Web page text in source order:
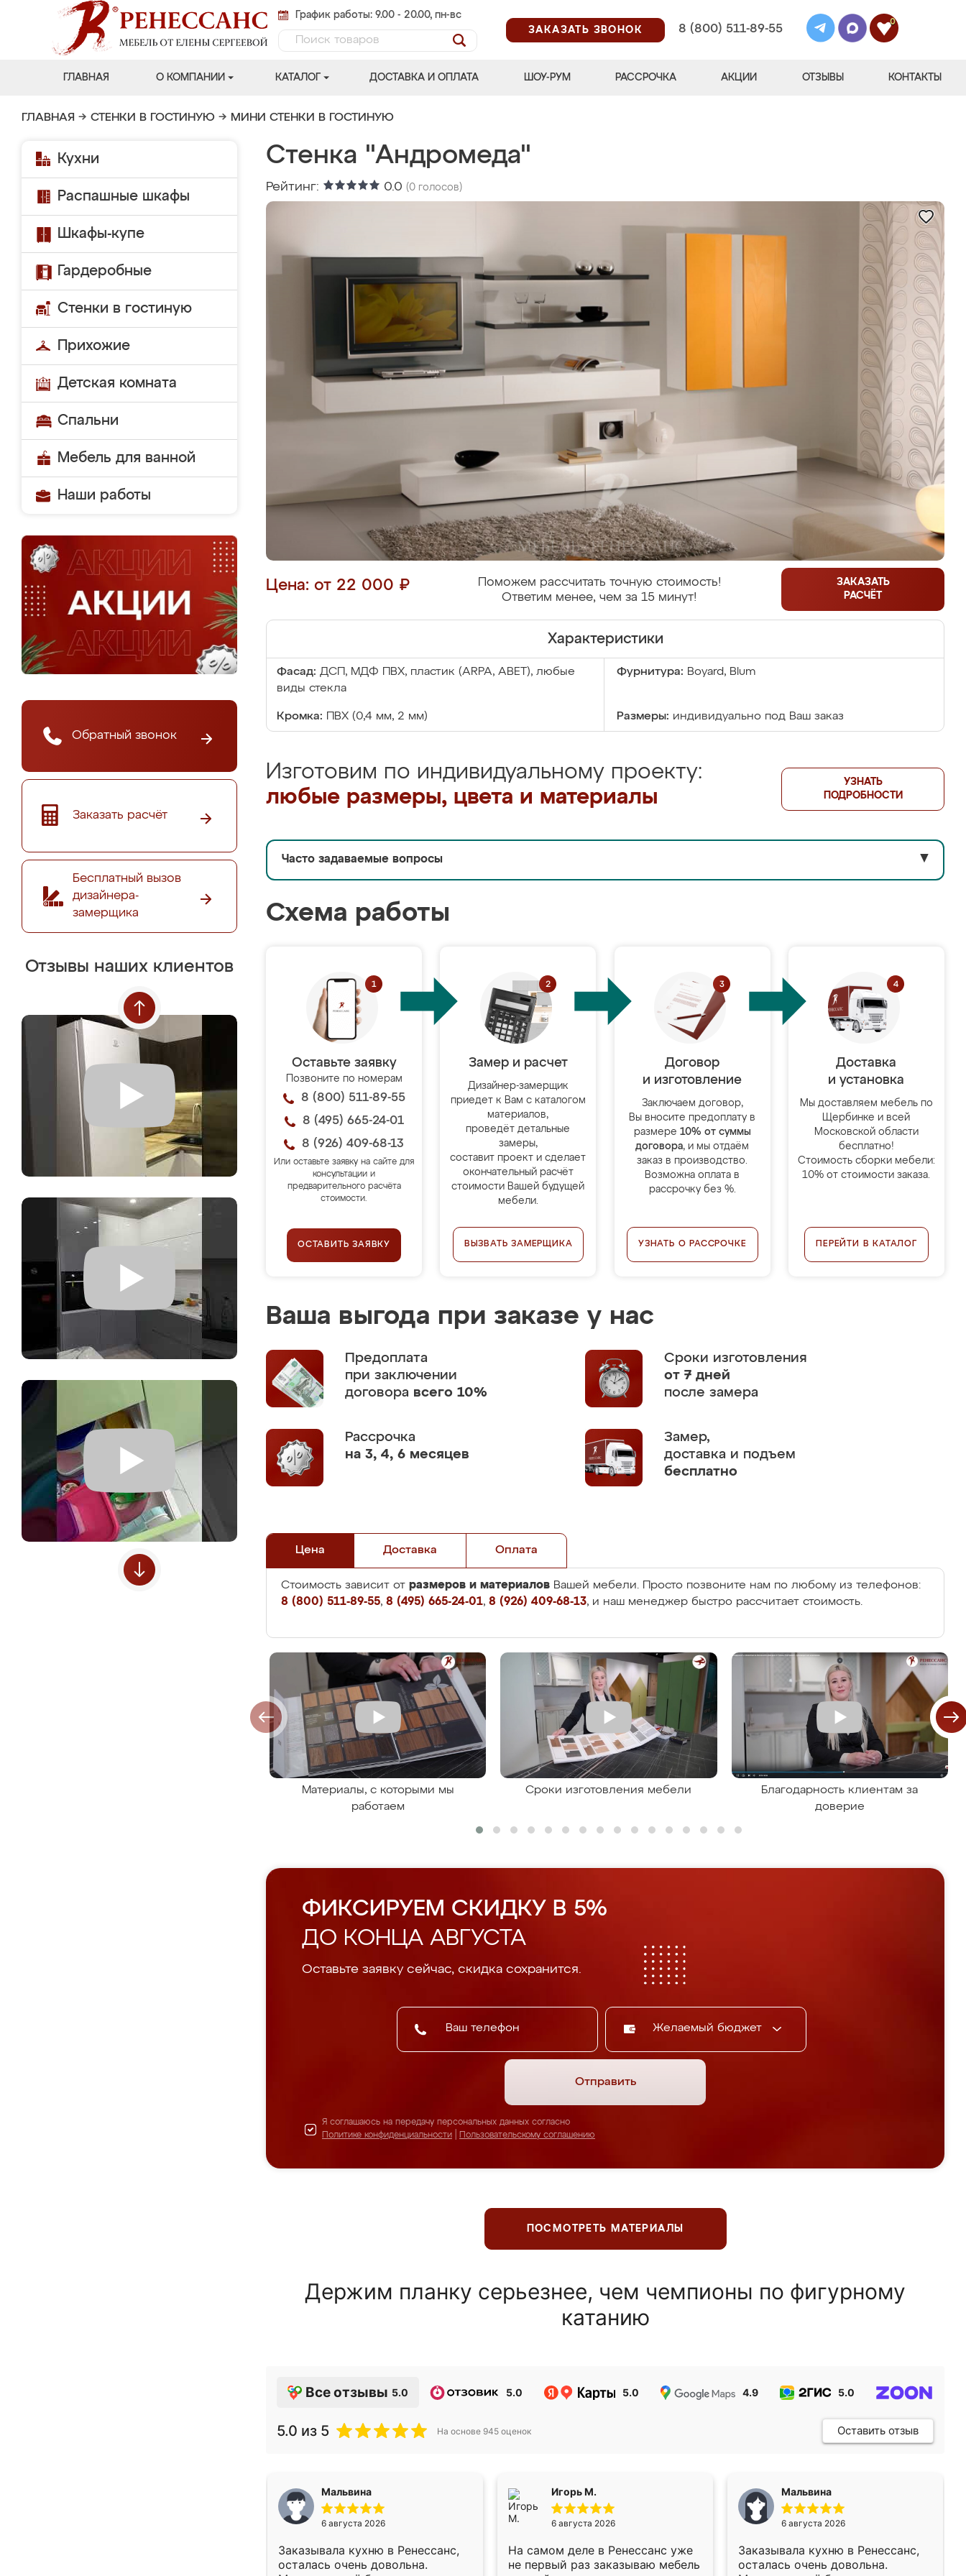
График работы: 9.00 - 20.00, пн-вс
ЗАКАЗАТЬ ЗВОНОК
8 (800) 511-89-55
0
ГЛАВНАЯ О КОМПАНИИ КАТАЛОГ ДОСТАВКА И ОПЛАТА ШОУ-РУМ РАССРОЧКА АКЦИИ ОТЗЫВЫ КОНТАКТЫ
ГЛАВНАЯ → СТЕНКИ В ГОСТИНУЮ → МИНИ СТЕНКИ В ГОСТИНУЮ
Кухни
Распашные шкафы
Шкафы-купе
Гардеробные
Стенки в гостиную
Прихожие
Детская комната
Спальни
Мебель для ванной
Наши работы
Обратный звонок
Заказать расчёт
Бесплатный вызов
дизайнера-
замерщика
Отзывы наших клиентов
Стенка "Андромеда"
Рейтинг: 0.0 (0 голосов)
Цена: от 22 000 ₽
Поможем рассчитать точную стоимость!
Ответим менее, чем за 15 минут!
ЗАКАЗАТЬ
РАСЧЁТ
Характеристики
Фасад: ДСП, МДФ ПВХ, пластик (ARPA, ABET), любые
виды стекла
Фурнитура: Boyard, Blum
Кромка: ПВХ (0,4 мм, 2 мм) Размеры: индивидуально под Ваш заказ
Изготовим по индивидуальному проекту:
любые размеры, цвета и материалы
УЗНАТЬ
ПОДРОБНОСТИ
Часто задаваемые вопросы ▼
Схема работы
Оставьте заявку
Позвоните по номерам
8 (800) 511-89-55
8 (495) 665-24-01
8 (926) 409-68-13
Или оставьте заявку на сайте для
консультации и
предварительного расчёта
стоимости.
ОСТАВИТЬ ЗАЯВКУ
Замер и расчет
Дизайнер-замерщик
приедет к Вам с каталогом
материалов,
проведёт детальные
замеры,
составит проект и сделает
окончательный расчёт
стоимости Вашей будущей
мебели.
ВЫЗВАТЬ ЗАМЕРЩИКА
Договор
и изготовление
Заключаем договор,
Вы вносите предоплату в
размере 10% от суммы
договора, и мы отдаём
заказ в производство.
Возможна оплата в
рассрочку без %.
УЗНАТЬ О РАССРОЧКЕ
Доставка
и установка
Мы доставляем мебель по
Щербинке и всей
Московской области
бесплатно!
Стоимость сборки мебели:
10% от стоимости заказа.
ПЕРЕЙТИ В КАТАЛОГ
Ваша выгода при заказе у нас
Предоплата
при заключении
договора всего 10%
Сроки изготовления
от 7 дней
после замера
Рассрочка
на 3, 4, 6 месяцев
Замер,
доставка и подъем
бесплатно
Цена Доставка Оплата
Стоимость зависит от размеров и материалов Вашей мебели. Просто позвоните нам по любому из телефонов:
8 (800) 511-89-55, 8 (495) 665-24-01, 8 (926) 409-68-13, и наш менеджер быстро рассчитает стоимость.
Материалы, с которыми мы
работаем
Сроки изготовления мебели
Благодарность клиентам за
доверие
ФИКСИРУЕМ СКИДКУ В 5%
ДО КОНЦА АВГУСТА
Оставьте заявку сейчас, скидка сохранится.
Желаемый бюджет
Отправить
Я соглашаюсь на передачу персональных данных согласно
Политике конфиденциальности
Пользовательскому соглашению
ПОСМОТРЕТЬ МАТЕРИАЛЫ
Держим планку серьезнее, чем чемпионы по фигурному
катанию
Все отзывы 5.0 5.0 5.0 4.9 5.0
5.0 из 5 На основе 945 оценок Оставить отзыв
Мальвина
6 августа 2026
Заказывала кухню в Ренессанс,
осталась очень довольна.
Игорь М.
6 августа 2026
На самом деле в Ренессанс уже
не первый раз заказываю мебель
Мальвина
6 августа 2026
Заказывала кухню в Ренессанс,
осталась очень довольна.